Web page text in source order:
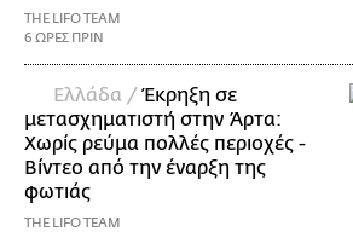
THE LIFO TEAM
6 ΩΡΕΣ ΠΡΙΝ
Ελλάδα /Έκρηξη σε
μετασχηματιστή στην Άρτα:
Χωρίς ρεύμα πολλές περιοχές -
Βίντεο από την έναρξη της
φωτιάς
THE LIFO TEAM